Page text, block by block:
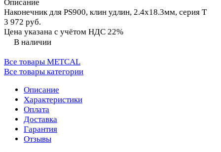
Описание
Наконечник для PS900, клин удлин, 2.4х18.3мм, серия T
3 972 руб.
Цена указана с учётом НДС 22%
В наличии
Все товары METCAL
Все товары категории
Описание
Характеристики
Оплата
Доставка
Гарантия
Отзывы